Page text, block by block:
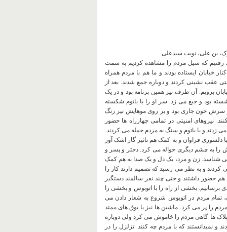
بن علی، نوبت سیدعلی.
می رفتیم که سیل مردم را مشاهده کردیم به سمت
خیابان ایستاده بودند و ما هم با مردم همراه
عقب نشینی کردند و دوباره جمع شدند. بعد از
برویم. آن طرف نیز همین برنامه بود و در یک
بود و جیغ می زد. سر او را با باتوم شکسته
سرش خون جاری بود و بر روی موهایش نیز رنگ
نیروهای امنیتی در تمامی چهارراه ها حضور
زدند و با باتوم و سنگ به مردم حمله می کردند.
دلسوزی فراوان و به کمک هم تاثیر گاز اشک آور
را به چشم دیگری حواله می کرد. دختر و پسر و
شناسد. زن و مرد، یک دل و یک صدا به هم کمک
کردند و به نظر می رسید که تصمیم دارند کار را
حضور داشتند و حتی چند نفر سالمند دستگیر
برسانیم. بخشی از راه را با اتوبوس و بخشی را
تمام مردم در اتوبوس شروع به شعار دادن می
را پر می کرد. ماشین ها نیز با بوق های ممتد
پلاک ها گاهی مردم را خاموش می کرد ولی دوباره
و نمیدانستند که با مردم چه کنند. تزلزل را در